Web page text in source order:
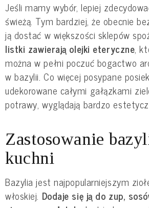
Jeśli mamy wybór, lepiej
świeżą. Tym bardziej, że obecnie
ją dostać w większości sklepów
listki zawierają olejki eteryczne,
można w pełni poczuć bogactwo
w bazylii. Co więcej posypane
udekorowane całymi gałązkami
potrawy, wyglądają bardzo
Zastosowanie
kuchni
Bazylia jest najpopularniejszym
włoskiej. Dodaje się ją do zup,